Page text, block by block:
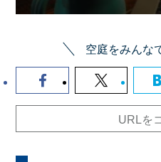
空庭をみんな
URLを